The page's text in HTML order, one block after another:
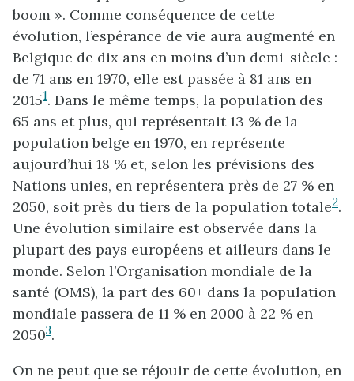
boom ». Comme conséquence de cette
évolution, l’espérance de vie aura augmenté en
Belgique de dix ans en moins d’un demi-siècle :
de 71 ans en 1970, elle est passée à 81 ans en
20151. Dans le même temps, la population des
65 ans et plus, qui représentait 13 % de la
population belge en 1970, en représente
aujourd’hui 18 % et, selon les prévisions des
Nations unies, en représentera près de 27 % en
2050, soit près du tiers de la population totale2.
Une évolution similaire est observée dans la
plupart des pays européens et ailleurs dans le
monde. Selon l’Organisation mondiale de la
santé (OMS), la part des 60+ dans la population
mondiale passera de 11 % en 2000 à 22 % en
20503.
On ne peut que se réjouir de cette évolution, en